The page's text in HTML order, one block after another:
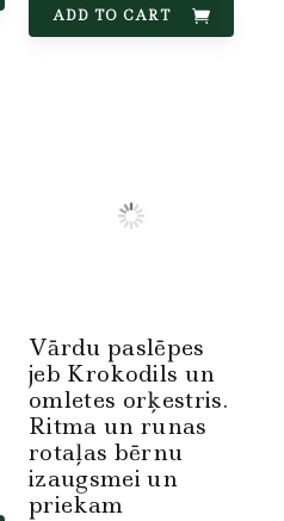
ADD TO CART
Vārdu paslēpes
jeb Krokodils un
omletes orķestris.
Ritma un runas
rotaļas bērnu
izaugsmei un
priekam